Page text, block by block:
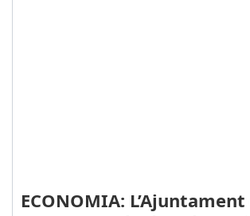
ECONOMIA: